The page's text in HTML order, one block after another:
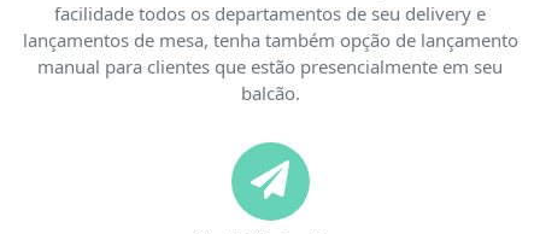
facilidade todos os departamentos de seu delivery e
lançamentos de mesa, tenha também opção de lançamento
manual para clientes que estão presencialmente em seu
balcão.